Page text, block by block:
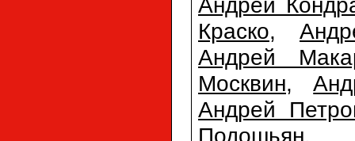
Краско,
Андрей
Москвин,
Андрей
Подошьян,